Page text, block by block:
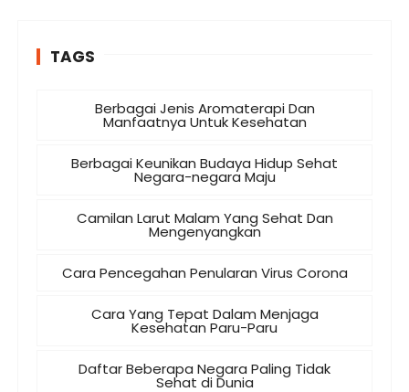
TAGS
Berbagai Jenis Aromaterapi Dan
Manfaatnya Untuk Kesehatan
Berbagai Keunikan Budaya Hidup Sehat
Negara-negara Maju
Camilan Larut Malam Yang Sehat Dan
Mengenyangkan
Cara Pencegahan Penularan Virus Corona
Cara Yang Tepat Dalam Menjaga
Kesehatan Paru-Paru
Daftar Beberapa Negara Paling Tidak
Sehat di Dunia